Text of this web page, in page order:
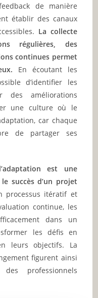
de manière
établir des canaux
La collecte
régulières, des
continues permet
En écoutant les
d’identifier les
des améliorations
une culture où le
car chaque
de partager ses
est une
succès d’un projet
processus itératif et
continue, les
dans un
les défis en
leurs objectifs. La
figurent ainsi
professionnels